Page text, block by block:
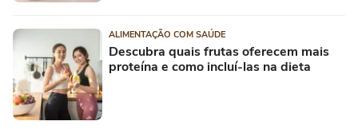
ALIMENTAÇÃO COM SAÚDE
Descubra quais frutas oferecem mais
proteína e como incluí-las na dieta